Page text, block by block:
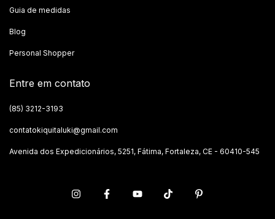
Guia de medidas
Blog
Personal Shopper
Entre em contato
(85) 3212-3193
contatokiquitaluki@gmail.com
Avenida dos Expedicionários, 5251, Fátima, Fortaleza, CE - 60410-545